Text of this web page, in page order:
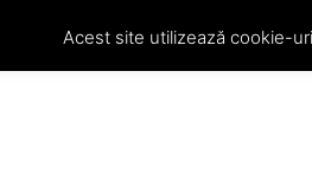
Acest site utilizează cookie-